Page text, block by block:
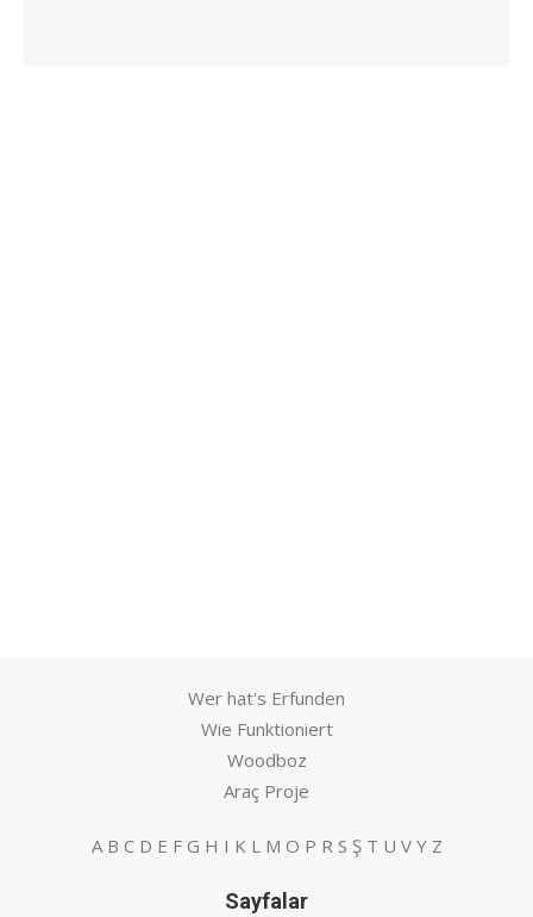
Wer hat's Erfunden
Wie Funktioniert
Woodboz
Araç Proje
A B C D E F G H I K L M O P R S Ş T U V Y Z
Sayfalar